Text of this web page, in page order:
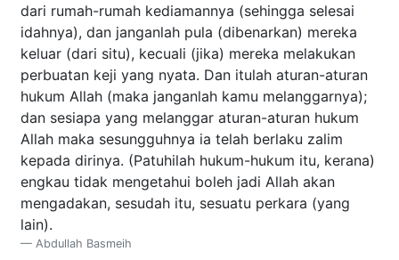
dari rumah-rumah kediamannya (sehingga selesai
idahnya), dan janganlah pula (dibenarkan) mereka
keluar (dari situ), kecuali (jika) mereka melakukan
perbuatan keji yang nyata. Dan itulah aturan-aturan
hukum Allah (maka janganlah kamu melanggarnya);
dan sesiapa yang melanggar aturan-aturan hukum
Allah maka sesungguhnya ia telah berlaku zalim
kepada dirinya. (Patuhilah hukum-hukum itu, kerana)
engkau tidak mengetahui boleh jadi Allah akan
mengadakan, sesudah itu, sesuatu perkara (yang
lain).
Abdullah Basmeih